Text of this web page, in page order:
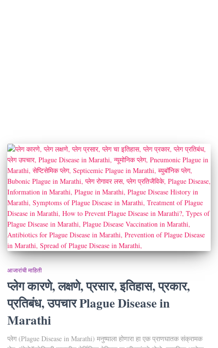
आजारांची माहिती
प्लेग कारणे, लक्षणे, प्रसार, इतिहास, प्रकार,
प्रतिबंध, उपचार Plague Disease in
Marathi
प्लेग (Plague Disease in Marathi) मनुष्याला होणारा हा एक प्राणघातक संक्रामक